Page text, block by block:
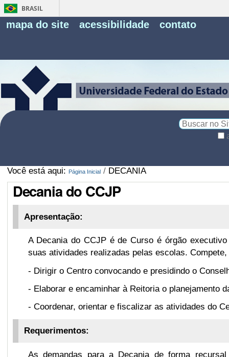
BRASIL
mapa do site acessibilidade contato
Você está aqui: Página Inicial / DECANIA
Decania do CCJP
Apresentação:
A Decania do CCJP é de Curso é órgão
suas atividades realizadas pelas escolas.
- Dirigir o Centro convocando e presidindo o
- Elaborar e encaminhar à Reitoria o planejamento
- Coordenar, orientar e fiscalizar as atividades do
Requerimentos:
As demandas para a Decania de forma